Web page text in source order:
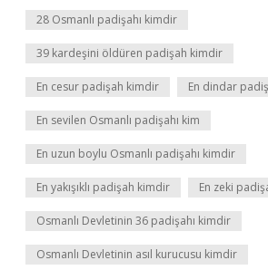
28 Osmanlı padişahı kimdir
39 kardeşini öldüren padişah kimdir
En cesur padişah kimdir En dindar
En sevilen Osmanlı padişahı kim
En uzun boylu Osmanlı padişahı kimdir
En yakışıklı padişah kimdir En zeki
Osmanlı Devletinin 36 padişahı kimdir
Osmanlı Devletinin asıl kurucusu kimdir